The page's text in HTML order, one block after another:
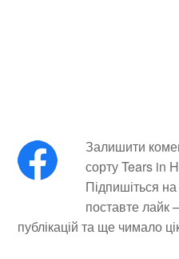
Залишити
сорту Tears in
Підпишіться
поставте
публікацій та ще чимало